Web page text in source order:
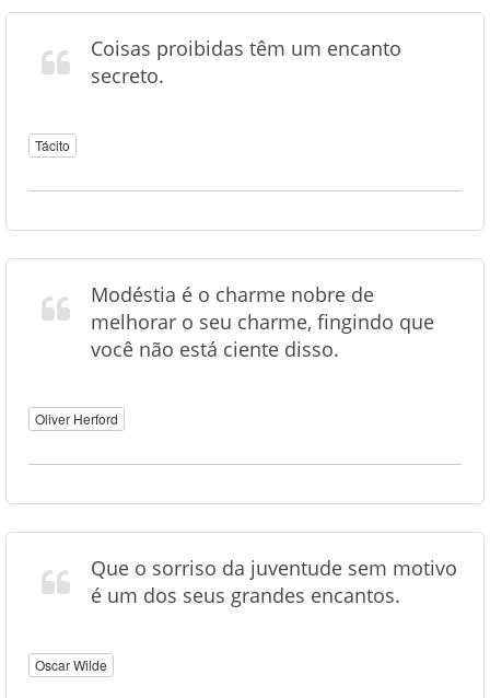
Coisas proibidas têm um encanto
secreto.
Tácito
Modéstia é o charme nobre de
melhorar o seu charme, fingindo que
você não está ciente disso.
Oliver Herford
Que o sorriso da juventude sem motivo
é um dos seus grandes encantos.
Oscar Wilde